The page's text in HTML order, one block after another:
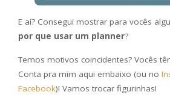
E aí? Consegui mostrar para vocês
por que usar um planner?
Temos motivos coincidentes? Vocês
Conta pra mim aqui embaixo (ou no
Facebook)! Vamos trocar figurinhas!